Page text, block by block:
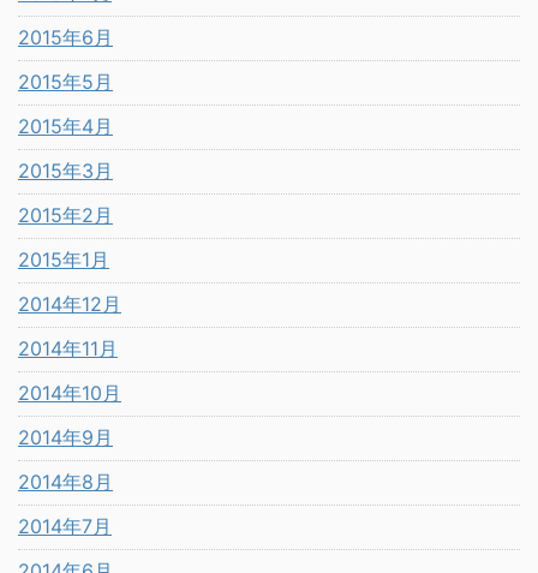
2015年6月
2015年5月
2015年4月
2015年3月
2015年2月
2015年1月
2014年12月
2014年11月
2014年10月
2014年9月
2014年8月
2014年7月